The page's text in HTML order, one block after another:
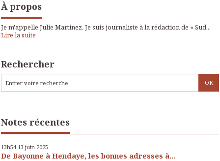
À propos
Je m'appelle Julie Martinez. Je suis journaliste à la rédaction de « Sud...
Lire la suite
Rechercher
Notes récentes
13h54 13 juin 2025
De Bayonne à Hendaye, les bonnes adresses à...